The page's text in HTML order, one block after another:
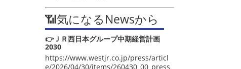
📶気になるNewsから
👉ＪＲ西日本グループ中期経営計画
2030
https://www.westjr.co.jp/press/articl
e/2026/04/30/items/260430_00_press_